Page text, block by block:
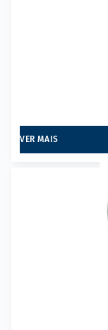
VER MAIS